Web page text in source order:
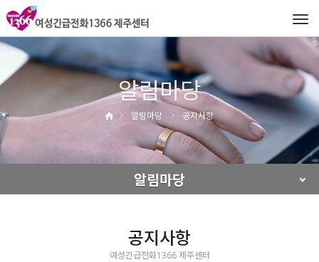
알림마당
알림마당 공지사항
알림마당
공지사항
여성긴급전화1366 제주센터